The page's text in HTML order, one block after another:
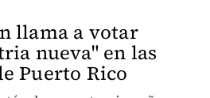
llama a votar
nueva" en las
Puerto Rico